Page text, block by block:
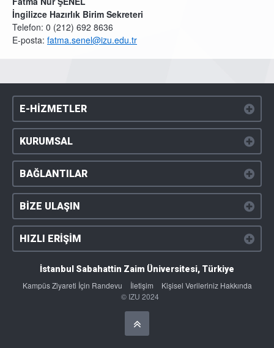
İngilizce Hazırlık Birim Sekreteri
Telefon: 0 (212) 692 8636
E-posta: fatma.senel@izu.edu.tr
E-HİZMETLER
KURUMSAL
BAĞLANTILAR
BİZE ULAŞIN
HIZLI ERİŞİM
İstanbul Sabahattin Zaim Üniversitesi, Türkiye
Kampüs Ziyareti İçin Randevu İletişim
Kişisel Verileriniz Hakkında
© IZU 2024
Başa Dön